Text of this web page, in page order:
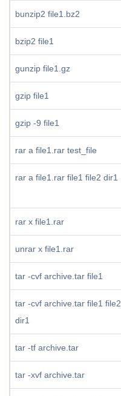
bunzip2 file1.bz2
bzip2 file1
gunzip file1.gz
gzip file1
gzip -9 file1
rar a file1.rar test_file
rar a file1.rar file1 file2 dir1
rar x file1.rar
unrar x file1.rar
tar -cvf archive.tar file1
tar -cvf archive.tar file1 file2
dir1
tar -tf archive.tar
tar -xvf archive.tar